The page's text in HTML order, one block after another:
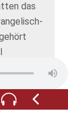
das
Vorkirche